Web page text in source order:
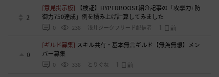
2
[意見掲示板]
【検証】HYPERBOOST紹介記事の「攻撃力+防
御力750達成」例を積み上げ計算してみました
0 238 浅井ジークフリード配信者 1 日前
0
[ギルド募集] スキル共有・基本無言ギルド【無為無想】メン
バー募集
0 338 とりぐな 1 日前